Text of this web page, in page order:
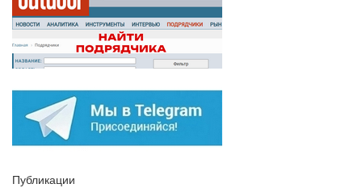
Публикации